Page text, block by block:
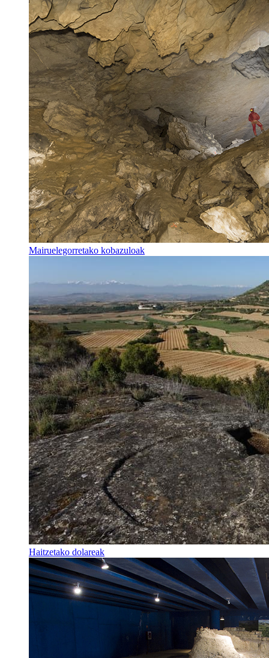
Mairuelegorretako kobazuloak
Haitzetako dolareak